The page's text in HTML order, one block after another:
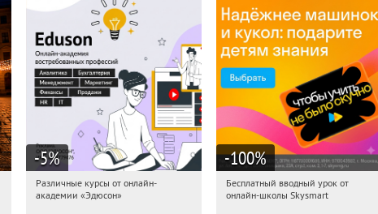
-5%
07:44:52 Получили:
Различные курсы от онлайн-
академии «Эдюсон»
-100%
07:44:52
Получи первым!
Бесплатный вводный урок от
онлайн-школы Skysmart